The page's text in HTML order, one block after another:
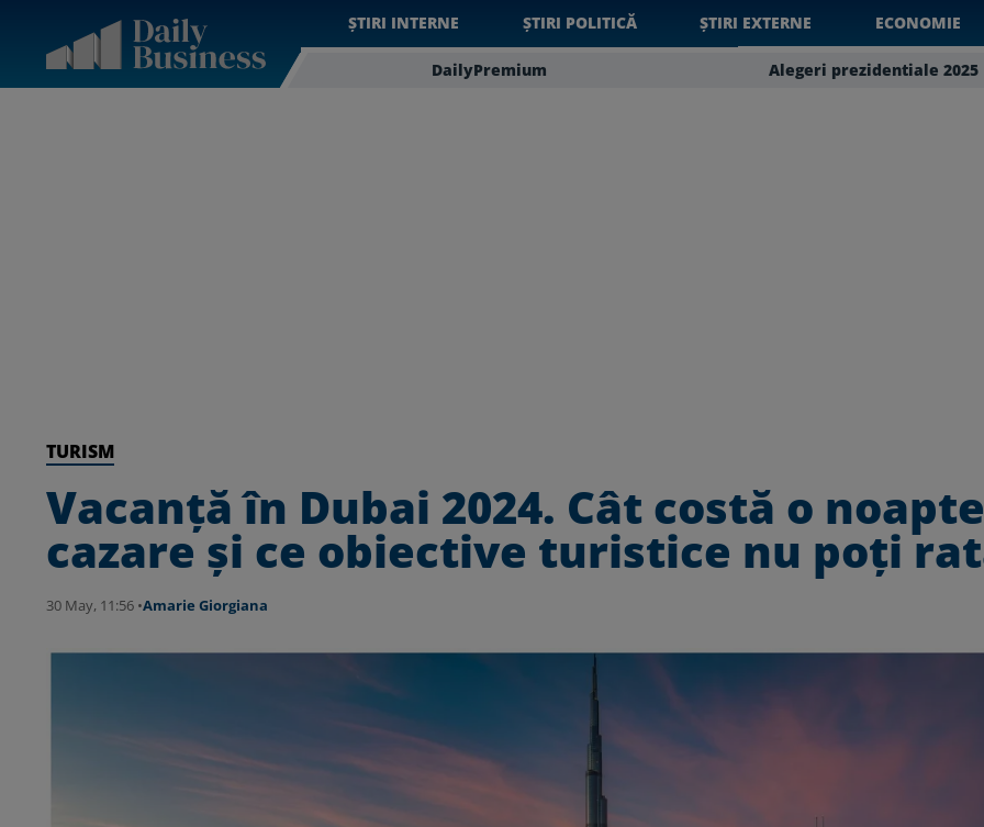
ȘTIRI INTERNE ȘTIRI POLITICĂ ȘTIRI EXTERNE ECONOMIE
DailyPremium Alegeri prezidentiale 2025
TURISM
Vacanță în Dubai 2024. Cât costă o
cazare și ce obiective turistice nu poți
30 May, 11:56 •Amarie Giorgiana